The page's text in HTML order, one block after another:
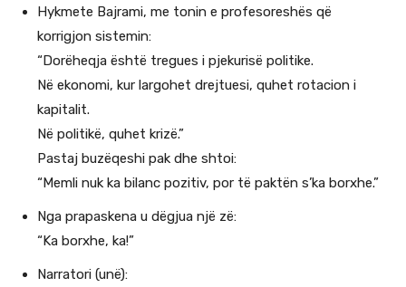
Hykmete Bajrami, me tonin e profesoreshës që
korrigjon sistemin:
“Dorëheqja është tregues i pjekurisë politike.
Në ekonomi, kur largohet drejtuesi, quhet rotacion i
kapitalit.
Në politikë, quhet krizë.”
Pastaj buzëqeshi pak dhe shtoi:
“Memli nuk ka bilanc pozitiv, por të paktën s’ka borxhe.”
Nga prapaskena u dëgjua një zë:
“Ka borxhe, ka!”
Narratori (unë):